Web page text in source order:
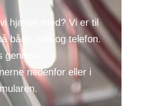
hjælpe med? Vi er til
både mail og telefon.
nedenfor eller i